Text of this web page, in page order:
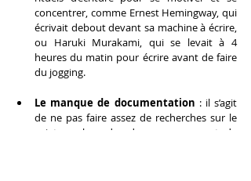
concentrer, comme Ernest Hemingway, qui
écrivait debout devant sa machine à écrire,
ou Haruki Murakami, qui se levait à 4
heures du matin pour écrire avant de faire
du jogging.
Le manque de documentation : il s’agit
de ne pas faire assez de recherches sur le
sujet ou le cadre de son roman, et de